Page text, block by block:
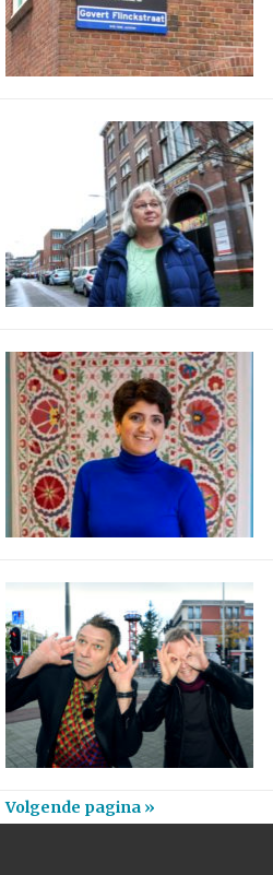
Volgende pagina »